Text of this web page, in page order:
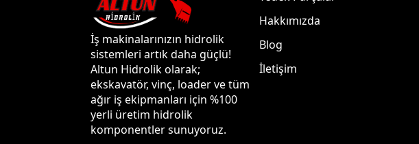
İş makinalarınızın hidrolik
sistemleri artık daha güçlü!
Altun Hidrolik olarak;
ekskavatör, vinç, loader ve tüm
ağır iş ekipmanları için %100
yerli üretim hidrolik
komponentler sunuyoruz.
Hakkımızda
Blog
İletişim